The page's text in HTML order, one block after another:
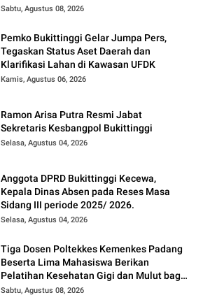
Sabtu, Agustus 08, 2026
Pemko Bukittinggi Gelar Jumpa Pers,
Tegaskan Status Aset Daerah dan
Klarifikasi Lahan di Kawasan UFDK
Kamis, Agustus 06, 2026
Ramon Arisa Putra Resmi Jabat
Sekretaris Kesbangpol Bukittinggi
Selasa, Agustus 04, 2026
Anggota DPRD Bukittinggi Kecewa,
Kepala Dinas Absen pada Reses Masa
Sidang III periode 2025/ 2026.
Selasa, Agustus 04, 2026
Tiga Dosen Poltekkes Kemenkes Padang
Beserta Lima Mahasiswa Berikan
Pelatihan Kesehatan Gigi dan Mulut bagi
Kader Posyandu di Kubang Putiah
Sabtu, Agustus 08, 2026